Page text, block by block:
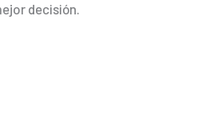
decisión.